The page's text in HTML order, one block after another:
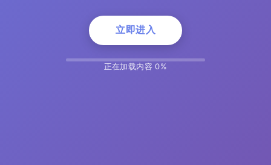
立即进入
正在加载内容 5%